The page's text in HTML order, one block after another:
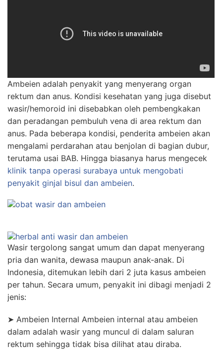
Ambeien adalah penyakit yang menyerang organ
rektum dan anus. Kondisi kesehatan yang juga disebut
wasir/hemoroid ini disebabkan oleh pembengkakan
dan peradangan pembuluh vena di area rektum dan
anus. Pada beberapa kondisi, penderita ambeien akan
mengalami perdarahan atau benjolan di bagian dubur,
terutama usai BAB. Hingga biasanya harus mengecek
klinik tanpa operasi surabaya untuk mengobati
penyakit ginjal bisul dan ambeien.
Wasir tergolong sangat umum dan dapat menyerang
pria dan wanita, dewasa maupun anak-anak. Di
Indonesia, ditemukan lebih dari 2 juta kasus ambeien
per tahun. Secara umum, penyakit ini dibagi menjadi 2
jenis:
➤ Ambeien Internal Ambeien internal atau ambeien
dalam adalah wasir yang muncul di dalam saluran
rektum sehingga tidak bisa dilihat atau diraba.